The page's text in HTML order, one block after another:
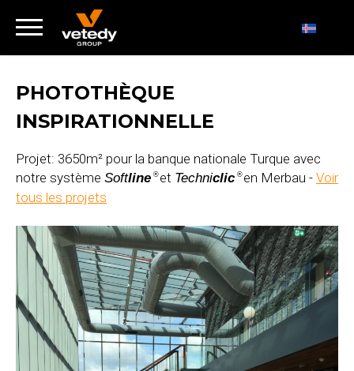
PHOTOTHÈQUE
INSPIRATIONNELLE
Projet: 3650m² pour la banque nationale Turque avec
notre système Softline ®et Techniclic ®en Merbau - Voir
tous les projets